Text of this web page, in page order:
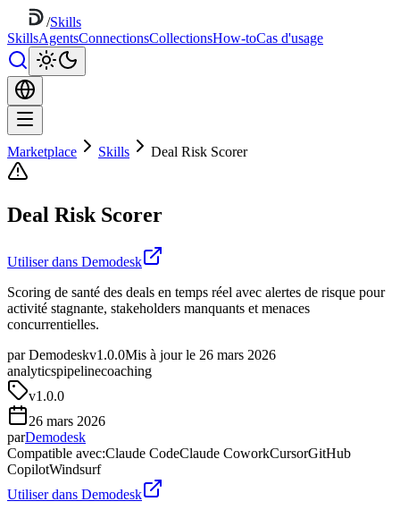
/Skills
SkillsAgentsConnectionsCollectionsHow-toCas d'usage
Marketplace Skills Deal Risk Scorer
Deal Risk Scorer
Utiliser dans Demodesk
Scoring de santé des deals en temps réel avec alertes de risque pour
activité stagnante, stakeholders manquants et menaces
concurrentielles.
par Demodeskv1.0.0Mis à jour le 26 mars 2026
analyticspipelinecoaching
v1.0.0
26 mars 2026
parDemodesk
Compatible avec:Claude CodeClaude CoworkCursorGitHub
CopilotWindsurf
Utiliser dans Demodesk